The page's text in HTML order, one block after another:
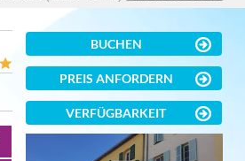
BUCHEN
PREIS ANFORDERN
VERFÜGBARKEIT